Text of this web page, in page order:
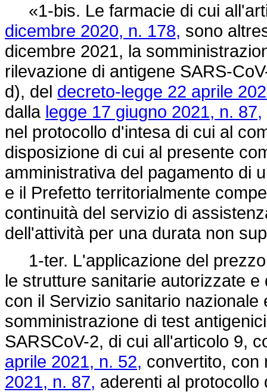
«1-bis. Le farmacie di cui
dicembre 2020, n. 178, sono
dicembre 2021, la
rilevazione di antigene SARS-
d), del decreto-legge 22 aprile
dalla legge 17 giugno 2021, n. 87,
nel protocollo d'intesa di cui al
disposizione di cui al presente
amministrativa del pagamento di
e il Prefetto territorialmente
continuità del servizio di
dell'attività per una durata non
1-ter. L'applicazione del
le strutture sanitarie autorizzate
con il Servizio sanitario
somministrazione di test
SARSCoV-2, di cui all'articolo 9,
aprile 2021, n. 52, convertito, con
2021, n. 87, aderenti al